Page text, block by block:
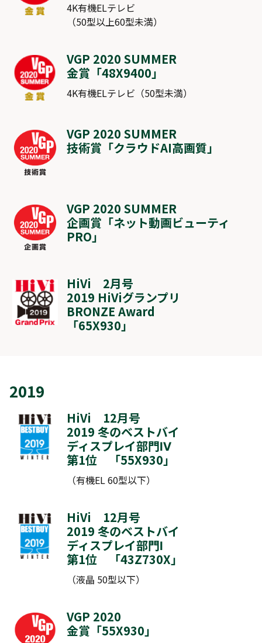
4K有機ELテレビ
（50型以上60型未満）
VGP 2020 SUMMER
金賞「48X9400」
4K有機ELテレビ（50型未満）
VGP 2020 SUMMER
技術賞「クラウドAI高画質」
VGP 2020 SUMMER
企画賞「ネット動画ビューティ
PRO」
HiVi 2月号
2019 HiViグランプリ
BRONZE Award
「65X930」
2019
HiVi 12月号
2019 冬のベストバイ
ディスプレイ部門Ⅳ
第1位 「55X930」
（有機EL 60型以下）
HiVi 12月号
2019 冬のベストバイ
ディスプレイ部門Ⅰ
第1位 「43Z730X」
（液晶 50型以下）
VGP 2020
金賞「55X930」